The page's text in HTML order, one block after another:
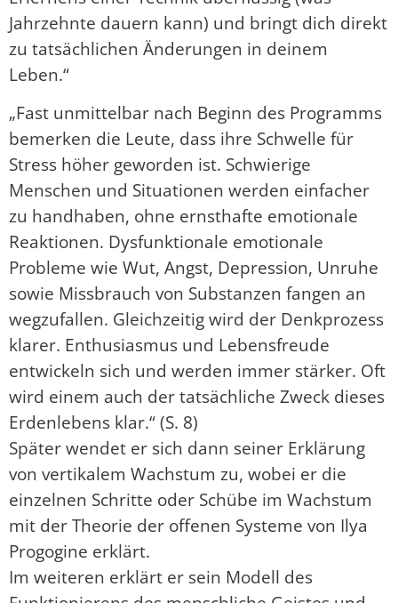
Jahrzehnte dauern kann) und bringt dich direkt
zu tatsächlichen Änderungen in deinem
Leben.“
„Fast unmittelbar nach Beginn des Programms
bemerken die Leute, dass ihre Schwelle für
Stress höher geworden ist. Schwierige
Menschen und Situationen werden einfacher
zu handhaben, ohne ernsthafte emotionale
Reaktionen. Dysfunktionale emotionale
Probleme wie Wut, Angst, Depression, Unruhe
sowie Missbrauch von Substanzen fangen an
wegzufallen. Gleichzeitig wird der Denkprozess
klarer. Enthusiasmus und Lebensfreude
entwickeln sich und werden immer stärker. Oft
wird einem auch der tatsächliche Zweck dieses
Erdenlebens klar.“ (S. 8)
Später wendet er sich dann seiner Erklärung
von vertikalem Wachstum zu, wobei er die
einzelnen Schritte oder Schübe im Wachstum
mit der Theorie der offenen Systeme von Ilya
Progogine erklärt.
Im weiteren erklärt er sein Modell des